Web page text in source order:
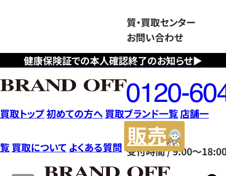
健康保険証での本人確認終了のお知らせ▶
質・買取センター
お問い合わせ
フ
リ
ー
ダ
イ
ヤ
ル
0120604117
受付時間 / 9:00～
買取トップ初めての方へ 買取ブランド一覧店舗一
覧 買取について よくある質問
サ